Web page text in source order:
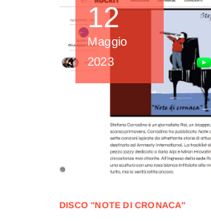
12
Maggio
2023
DISCO "NOTE DI CRONACA"